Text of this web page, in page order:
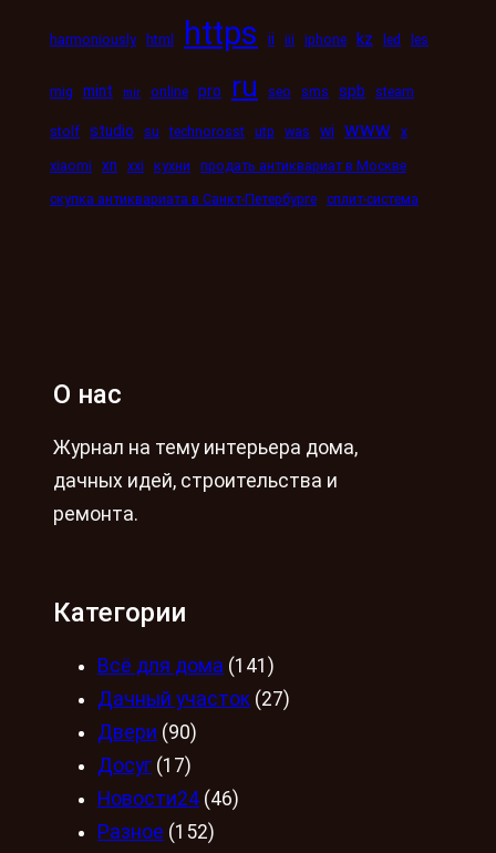
harmoniously html https ii iii iphone kz led les
mig mint mir online pro ru seo sms spb steam
stolf studio su technorosst utp was wi www x
xiaomi xn xxi кухни
продать антиквариат в Москве
скупка антиквариата в Санкт-Петербурге сплит-система
О нас
Журнал на тему интерьера дома,
дачных идей, строительства и
ремонта.
Категории
Всё для дома (141)
Дачный участок (27)
Двери (90)
Досуг (17)
Новости24 (46)
Разное (152)